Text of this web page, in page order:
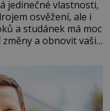
jedinečné vlastnosti,
osvěžení, ale i
a studánek má moc
a obnovit vaši
do svého života